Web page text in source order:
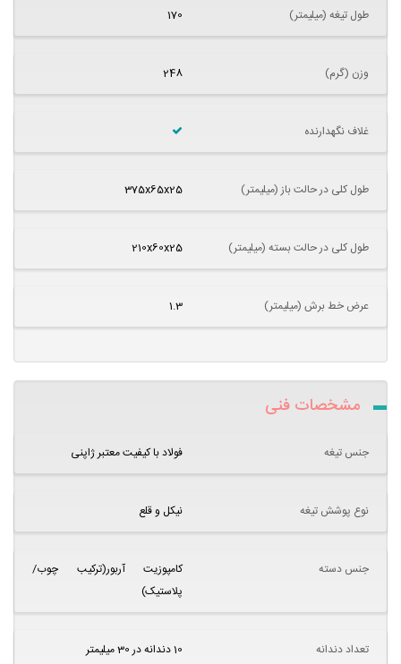
طول تیغه (میلیمتر) 170
وزن (گرم) 248
غلاف نگهدارنده
طول کلی در حالت باز (میلیمتر) 375x65x25
طول کلی در حالت بسته (میلیمتر) 210x60x25
عرض خط برش (میلیمتر) 1.3
مشخصات فنی
جنس تیغه فولاد با کیفیت معتبر ژاپنی
نوع پوشش تیغه نیکل و قلع
جنس دسته
کامپوزیت آربور(ترکیب چوب/
پلاستیک)
تعداد دندانه 10 دندانه در 30 میلیمتر